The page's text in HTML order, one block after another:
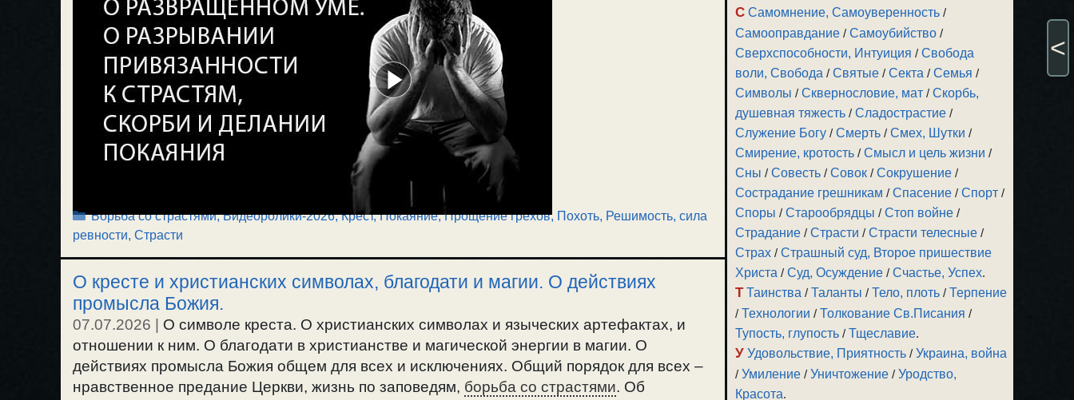
Рубрики
Борьба со страстями,Видеоролики-2026,Крест,Покаяние, Прощение грехов, Похоть, Решимость, сила
ревности, Страсти
О кресте и христианских символах, благодати и магии. О действиях
промысла Божия.
07.07.2026
О символе креста. О христианских символах и языческих артефактах, и
отношении к ним. О благодати в христианстве и магической энергии в магии. О
действиях промысла Божия общем для всех и исключениях. Общий порядок для всех –
нравственное предание Церкви, жизнь по заповедям, борьба со страстями. Об
С Самомнение, Самоуверенность /
Самооправдание /Самоубийство /
Сверхспособности, Интуиция /Свобода
воли, Свобода /Святые /Секта /Семья /
Символы /Сквернословие, мат /Скорбь,
душевная тяжесть /Сладострастие /
Служение Богу /Смерть /Смех, Шутки /
Смирение, кротость /Смысл и цель жизни /
Сны /Совесть /Совок /Сокрушение /
Сострадание грешникам /Спасение /Спорт /
Споры /Старообрядцы /Стоп войне /
Страдание /Страсти /Страсти телесные /
Страх /Страшный суд, Второе пришествие
Христа /Суд, Осуждение /Счастье, Успех.
Т Таинства /Таланты /Тело, плоть /Терпение
/Технологии /Толкование Св.Писания /
Тупость, глупость /Тщеславие.
У Удовольствие, Приятность /Украина, война
/Умиление /Уничтожение /Уродство,
Красота.
<